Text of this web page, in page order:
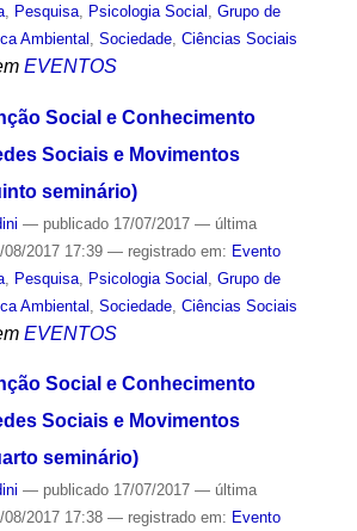
, Pesquisa, Psicologia Social
Grupo de
Ambiental
Sociedade, Ciências Sociais
EVENTOS
Social e Conhecimento
Sociais e Movimentos
seminário)
— publicado17/07/2017 — última
2017 17:39 — registrado em: Evento
, Pesquisa, Psicologia Social Grupo de
Ambiental Sociedade, Ciências Sociais
EVENTOS
Social e Conhecimento
Sociais e Movimentos
seminário)
— publicado17/07/2017 — última
2017 17:38 — registrado em: Evento